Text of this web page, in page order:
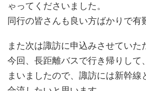
ゃってくださいました。
同行の皆さんも良い方ばかりで有
また次は諏訪に申込みさせていた
今回、長距離バスで行き帰りして
まいましたので、諏訪には新幹線